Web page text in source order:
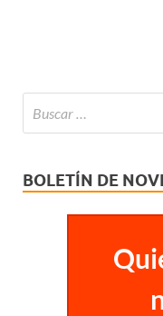
BOLETÍN DE